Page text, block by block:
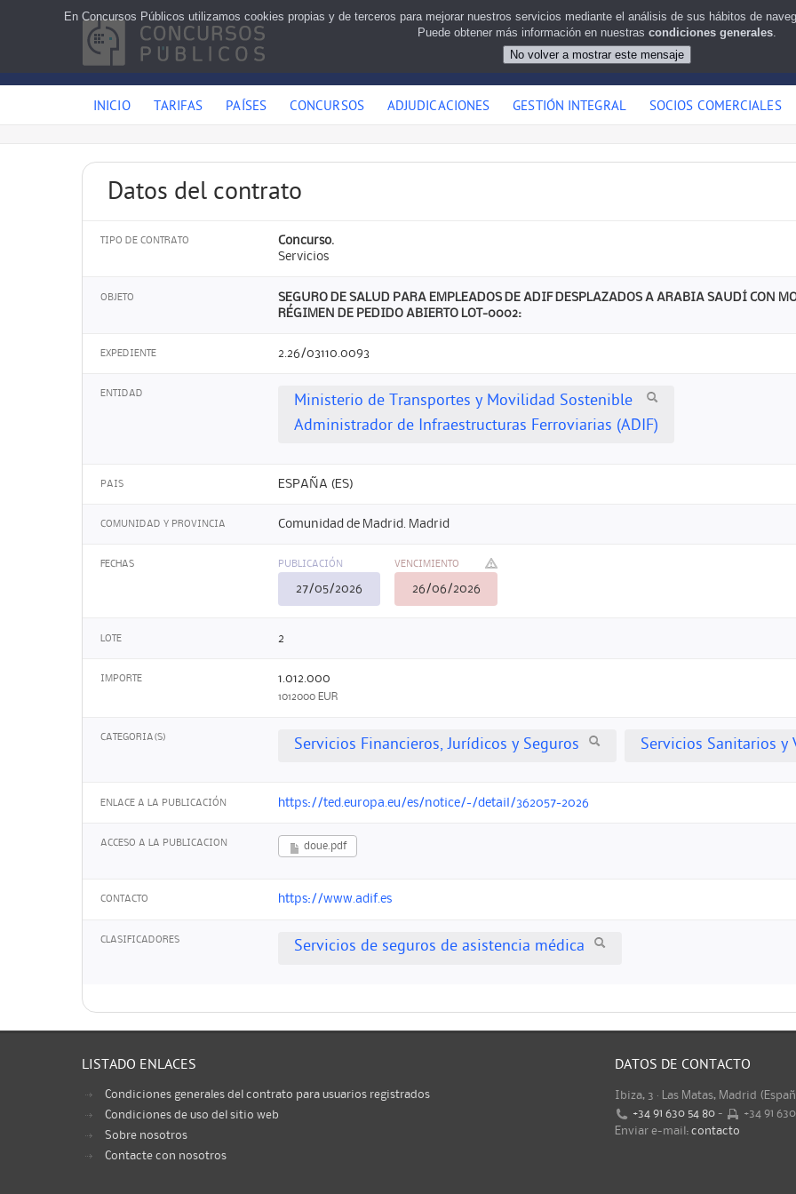
INICIO TARIFAS PAÍSES CONCURSOS ADJUDICACIONES GESTIÓN INTEGRAL SOCIOS COMERCIALES
Datos del contrato
TIPO DE CONTRATO
Concurso.
Servicios
OBJETO
SEGURO DE SALUD PARA EMPLEADOS DE ADIF DESPLAZADOS A ARABIA SAUDÍ CON
RÉGIMEN DE PEDIDO ABIERTO LOT-0002:
EXPEDIENTE 2.26/03110.0093
ENTIDAD
Ministerio de Transportes y Movilidad Sostenible
Administrador de Infraestructuras Ferroviarias (ADIF)
PAIS ESPAÑA (ES)
COMUNIDAD Y PROVINCIA Comunidad de Madrid. Madrid
FECHAS PUBLICACIÓN
27/05/2026
VENCIMIENTO
26/06/2026
LOTE 2
IMPORTE 1.012.000
1012000 EUR
CATEGORIA(S) Servicios Financieros, Jurídicos y Seguros Servicios Sanitarios y
ENLACE A LA PUBLICACIÓN https://ted.europa.eu/es/notice/-/detail/362057-2026
ACCESO A LA PUBLICACION doue.pdf
CONTACTO https://www.adif.es
CLASIFICADORES Servicios de seguros de asistencia médica
LISTADO ENLACES
Condiciones generales del contrato para usuarios registrados
Condiciones de uso del sitio web
Sobre nosotros
Contacte con nosotros
DATOS DE CONTACTO
Ibiza, 3 · Las Matas, Madrid
+34 91 630 54 80 -
+34 91
Enviar e-mail: contacto
En Concursos Públicos utilizamos cookies propias y de terceros para mejorar nuestros servicios mediante el análisis de sus hábitos de
Puede obtener más información en nuestras condiciones generales.